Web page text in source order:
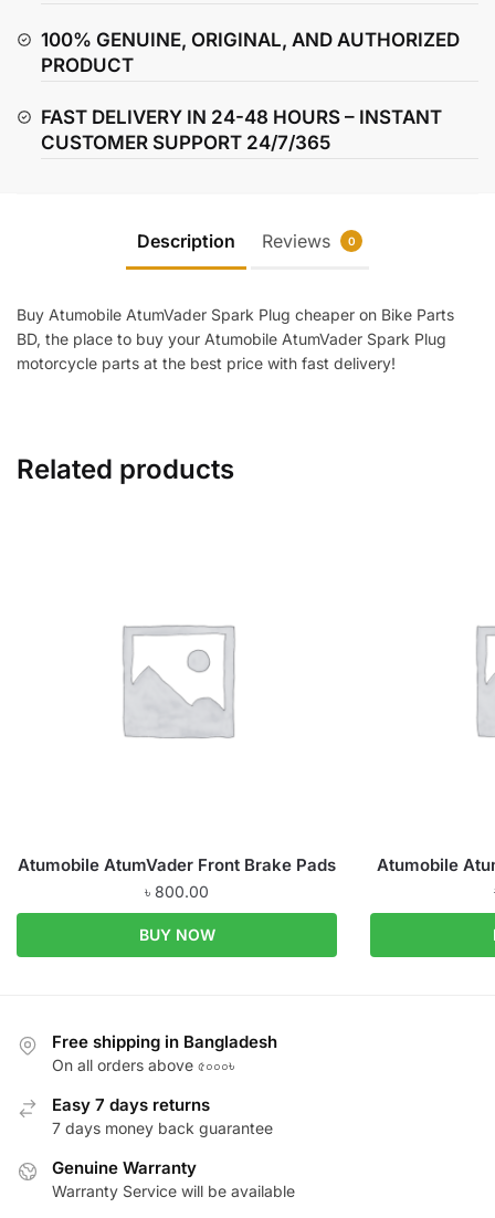
100% GENUINE, ORIGINAL, AND AUTHORIZED
PRODUCT
FAST DELIVERY IN 24-48 HOURS – INSTANT
CUSTOMER SUPPORT 24/7/365
Description Reviews 0
Buy Atumobile AtumVader Spark Plug cheaper on Bike Parts
BD, the place to buy your Atumobile AtumVader Spark Plug
motorcycle parts at the best price with fast delivery!
Related products
Atumobile AtumVader Front Brake Pads
৳ 800.00
BUY NOW
Atumobile
Free shipping in Bangladesh
On all orders above ৫০০০৳
Easy 7 days returns
7 days money back guarantee
Genuine Warranty
Warranty Service will be available